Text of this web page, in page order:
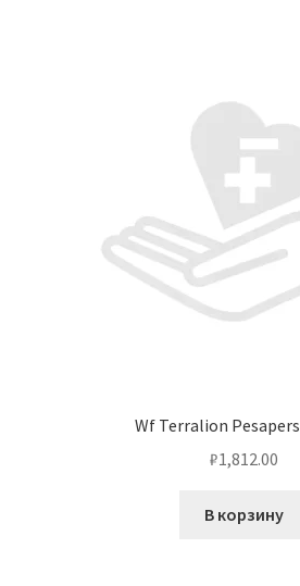
Wf Terralion
₽1,812.00
В корзину